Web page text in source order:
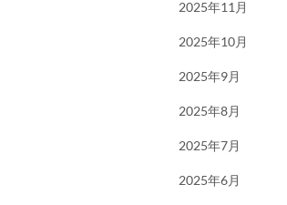
2025年11月
2025年10月
2025年9月
2025年8月
2025年7月
2025年6月